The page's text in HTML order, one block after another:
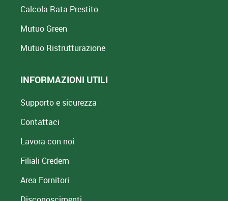
Calcola Rata Prestito
Mutuo Green
Mutuo Ristrutturazione
INFORMAZIONI UTILI
Supporto e sicurezza
Contattaci
Lavora con noi
Filiali Credem
Area Fornitori